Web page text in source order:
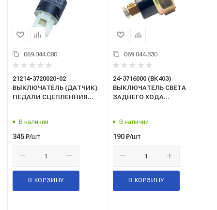
069.044.080
21214-3720020-02
ВЫКЛЮЧАТЕЛЬ (ДАТЧИК)
ПЕДАЛИ СЦЕПЛЕННИЯ
ГАЗЕЛЬ НЕКСТ (Е-3, 2-х
контактн.) "ТОЧМАШ"
В наличии
345₽/шт
В КОРЗИНУ
069.044.330
24-3716000 (ВК403)
ВЫКЛЮЧАТЕЛЬ СВЕТА
ЗАДНЕГО ХОДА
В наличии
190₽/шт
В КОРЗИНУ